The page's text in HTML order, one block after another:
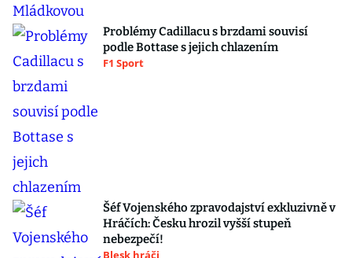
Problémy Cadillacu s brzdami souvisí
podle Bottase s jejich chlazením
F1 Sport
Šéf Vojenského zpravodajství exkluzivně v
Hráčích: Česku hrozil vyšší stupeň
nebezpečí!
Blesk hráči